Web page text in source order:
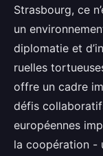
Strasbourg, ce
un
diplomatie et
ruelles
offre un cadre
défis
européennes
la coopération -